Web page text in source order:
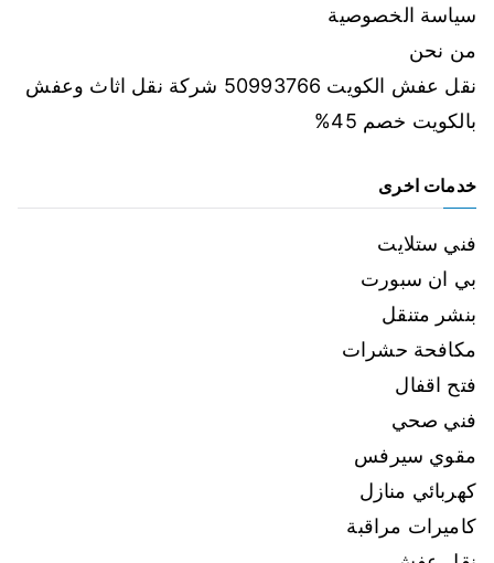
سياسة الخصوصية
من نحن
نقل عفش الكويت 50993766 شركة نقل اثاث وعفش
بالكويت خصم 45%
خدمات اخرى
فني ستلايت
بي ان سبورت
بنشر متنقل
مكافحة حشرات
فتح اقفال
فني صحي
مقوي سيرفس
كهربائي منازل
كاميرات مراقبة